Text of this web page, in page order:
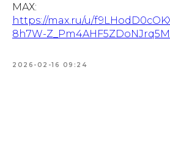
МАХ:
https://max.ru/u/
8h7W-
2026-02-16 09:24